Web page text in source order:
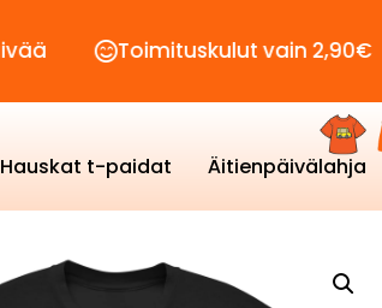
Toimituskulut vain 2,90€
Hauskat t-paidat Äitienpäivälahja